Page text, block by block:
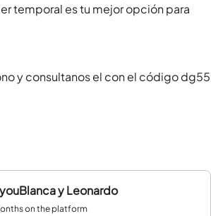
temporal es tu mejor opción para
y consultanos el con el código dg55
Blanca y Leonardo
on the platform